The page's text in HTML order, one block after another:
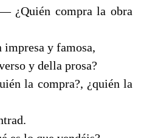
compra la obra
y famosa,
prosa?
¿quién la